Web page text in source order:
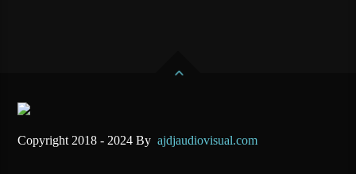
Copyright 2018 - 2024 Byajdjaudiovisual.com